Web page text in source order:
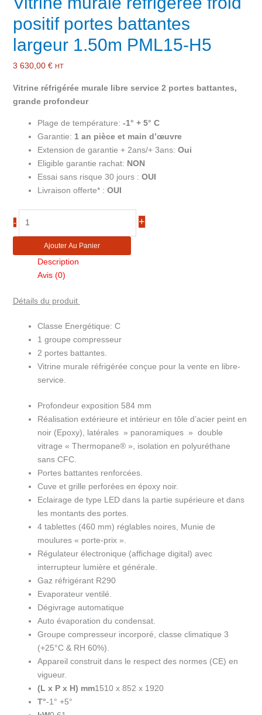
positif portes battantes
largeur 1.50m PML15-H5
3 630,00 € HT
Vitrine réfrigérée murale libre service 2 portes battantes,
grande profondeur
Plage de température: -1° + 5° C
Garantie: 1 an pièce et main d’œuvre
Extension de garantie + 2ans/+ 3ans: Oui
Eligible garantie rachat: NON
Essai sans risque 30 jours : OUI
Livraison offerte* : OUI
-
murale
positif
battantes
largeur
1.50m
PML15-
+
Ajouter Au Panier
Description
Avis (0)
Détails du produit
Classe Energétique: C
1 groupe compresseur
2 portes battantes.
Vitrine murale réfrigérée conçue pour la vente en libre-
service.
Profondeur exposition 584 mm
Réalisation extérieure et intérieur en tôle d’acier peint en
noir (Epoxy), latérales » panoramiques » double
vitrage « Thermopane® », isolation en polyuréthane
sans CFC.
Portes battantes renforcées.
Cuve et grille perforées en époxy noir.
Eclairage de type LED dans la partie supérieure et dans
les montants des portes.
4 tablettes (460 mm) réglables noires, Munie de
moulures « porte-prix ».
Régulateur électronique (affichage digital) avec
interrupteur lumière et générale.
Gaz réfrigérant R290
Evaporateur ventilé.
Dégivrage automatique
Auto évaporation du condensat.
Groupe compresseur incorporé, classe climatique 3
(+25°C & RH 60%).
Appareil construit dans le respect des normes (CE) en
vigueur.
(L x P x H) mm1510 x 852 x 1920
T°-1° +5°